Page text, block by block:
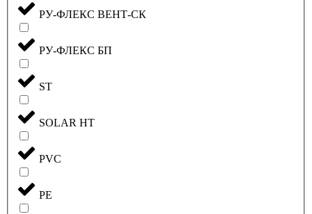
РУ-ФЛЕКС ВЕНТ-СК
РУ-ФЛЕКС БП
ST
SOLAR HT
PVC
PE